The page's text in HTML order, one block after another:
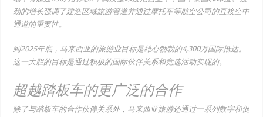
劲的增长强调了建造区域旅游管道并通过摩托车等航空公司的直接空中
通道的重要性。
到2025年底，马来西亚的旅游业目标是雄心勃勃的4,300万国际抵达。
这一大胆的目标是通过积极的国际伙伴关系和竞选活动实现的。
超越踏板车的更广泛的合作
除了与踏板车的合作伙伴关系外，马来西亚旅游还通过一系列数字和促